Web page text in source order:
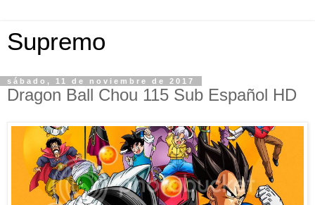
Supremo
sábado, 11 de noviembre de 2017
Dragon Ball Chou 115 Sub Español HD